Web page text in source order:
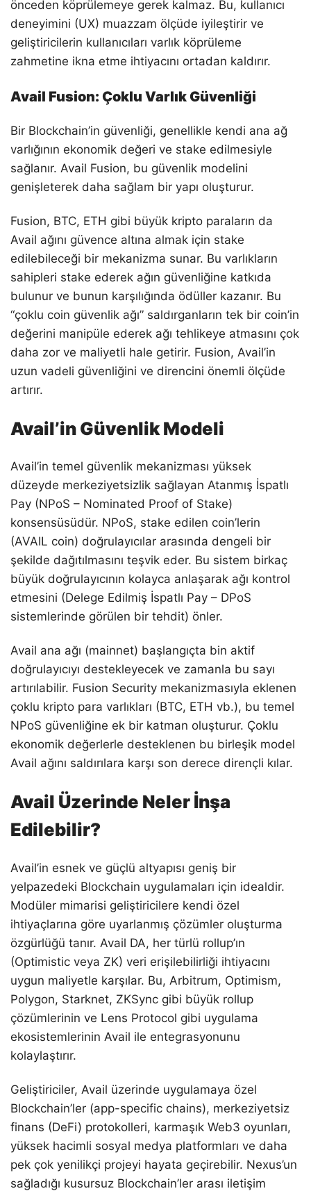
önceden köprülemeye gerek kalmaz. Bu, kullanıcı
deneyimini (UX) muazzam ölçüde iyileştirir ve
geliştiricilerin kullanıcıları varlık köprüleme
zahmetine ikna etme ihtiyacını ortadan kaldırır.
Avail Fusion: Çoklu Varlık Güvenliği
Bir Blockchain’in güvenliği, genellikle kendi ana ağ
varlığının ekonomik değeri ve stake edilmesiyle
sağlanır. Avail Fusion, bu güvenlik modelini
genişleterek daha sağlam bir yapı oluşturur.
Fusion, BTC, ETH gibi büyük kripto paraların da
Avail ağını güvence altına almak için stake
edilebileceği bir mekanizma sunar. Bu varlıkların
sahipleri stake ederek ağın güvenliğine katkıda
bulunur ve bunun karşılığında ödüller kazanır. Bu
“çoklu coin güvenlik ağı” saldırganların tek bir coin’in
değerini manipüle ederek ağı tehlikeye atmasını çok
daha zor ve maliyetli hale getirir. Fusion, Avail’in
uzun vadeli güvenliğini ve direncini önemli ölçüde
artırır.
Avail’in Güvenlik Modeli
Avail’in temel güvenlik mekanizması yüksek
düzeyde merkeziyetsizlik sağlayan Atanmış İspatlı
Pay (NPoS – Nominated Proof of Stake)
konsensüsüdür. NPoS, stake edilen coin’lerin
(AVAIL coin) doğrulayıcılar arasında dengeli bir
şekilde dağıtılmasını teşvik eder. Bu sistem birkaç
büyük doğrulayıcının kolayca anlaşarak ağı kontrol
etmesini (Delege Edilmiş İspatlı Pay – DPoS
sistemlerinde görülen bir tehdit) önler.
Avail ana ağı (mainnet) başlangıçta bin aktif
doğrulayıcıyı destekleyecek ve zamanla bu sayı
artırılabilir. Fusion Security mekanizmasıyla eklenen
çoklu kripto para varlıkları (BTC, ETH vb.), bu temel
NPoS güvenliğine ek bir katman oluşturur. Çoklu
ekonomik değerlerle desteklenen bu birleşik model
Avail ağını saldırılara karşı son derece dirençli kılar.
Avail Üzerinde Neler İnşa
Edilebilir?
Avail’in esnek ve güçlü altyapısı geniş bir
yelpazedeki Blockchain uygulamaları için idealdir.
Modüler mimarisi geliştiricilere kendi özel
ihtiyaçlarına göre uyarlanmış çözümler oluşturma
özgürlüğü tanır. Avail DA, her türlü rollup’ın
(Optimistic veya ZK) veri erişilebilirliği ihtiyacını
uygun maliyetle karşılar. Bu, Arbitrum, Optimism,
Polygon, Starknet, ZKSync gibi büyük rollup
çözümlerinin ve Lens Protocol gibi uygulama
ekosistemlerinin Avail ile entegrasyonunu
kolaylaştırır.
Geliştiriciler, Avail üzerinde uygulamaya özel
Blockchain’ler (app-specific chains), merkeziyetsiz
finans (DeFi) protokolleri, karmaşık Web3 oyunları,
yüksek hacimli sosyal medya platformları ve daha
pek çok yenilikçi projeyi hayata geçirebilir. Nexus’un
sağladığı kusursuz Blockchain’ler arası iletişim